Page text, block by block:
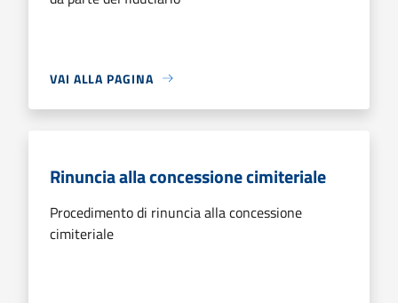
VAI ALLA PAGINA
Rinuncia alla concessione cimiteriale
Procedimento di rinuncia alla concessione
cimiteriale